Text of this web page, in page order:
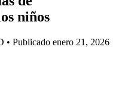
niños
• Publicado enero 21, 2026